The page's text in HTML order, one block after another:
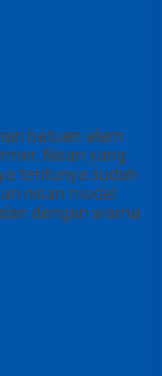
batuan alam
Nisan yang
tentunya sudah
nisan model
dengan warna